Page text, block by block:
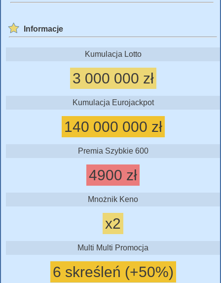
Informacje
Kumulacja Lotto
3 000 000 zł
Kumulacja Eurojackpot
140 000 000 zł
Premia Szybkie 600
4900 zł
Mnożnik Keno
x2
Multi Multi Promocja
6 skreśleń (+50%)